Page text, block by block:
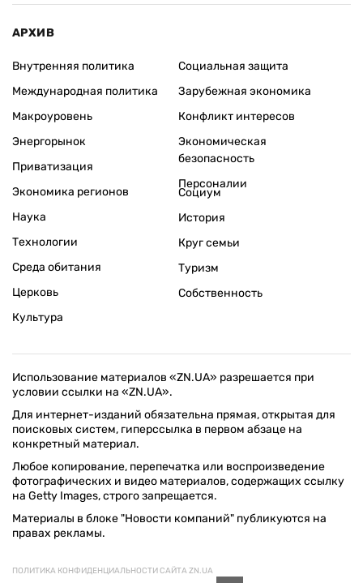
АРХИВ
Внутренняя политика
Международная политика
Макроуровень
Энергорынок
Приватизация
Экономика регионов
Социальная защита
Зарубежная экономика
Конфликт интересов
Экономическая
безопасность
Персоналии
Наука
Технологии
Среда обитания
Церковь
Культура
Социум
История
Круг семьи
Туризм
Собственность
Использование материалов «ZN.UA» разрешается при
условии ссылки на «ZN.UA».
Для интернет-изданий обязательна прямая, открытая для
поисковых систем, гиперссылка в первом абзаце на
конкретный материал.
Любое копирование, перепечатка или воспроизведение
фотографических и видео материалов, содержащих ссылку
на Getty Images, строго запрещается.
Материалы в блоке "Новости компаний" публикуются на
правах рекламы.
ПОЛИТИКА КОНФИДЕНЦИАЛЬНОСТИ САЙТА ZN.UA